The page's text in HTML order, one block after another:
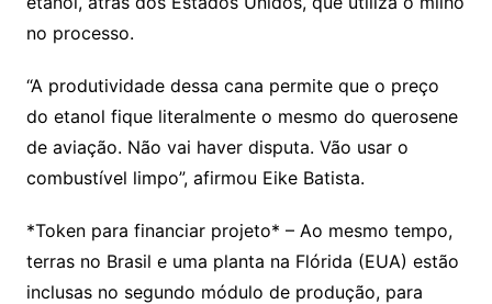
no processo.
“A produtividade dessa cana permite que o preço
do etanol fique literalmente o mesmo do querosene
de aviação. Não vai haver disputa. Vão usar o
combustível limpo”, afirmou Eike Batista.
*Token para financiar projeto* – Ao mesmo tempo,
terras no Brasil e uma planta na Flórida (EUA) estão
inclusas no segundo módulo de produção, para